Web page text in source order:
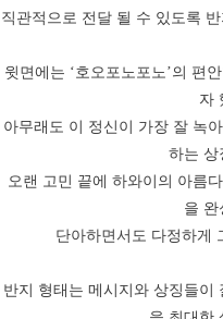
직관적으로 전달 될 수 있도록
윗면에는 ‘호오포노포노 ’의 편
자
아무래도 이 정신이 가장 잘 녹아
하는 상
오랜 고민 끝에 하와이의 아름
을 완
단아하면서도 다정하게
반지 형태는 메시지와 상징들이